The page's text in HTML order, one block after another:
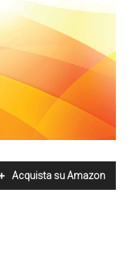
Acquista su Amazon